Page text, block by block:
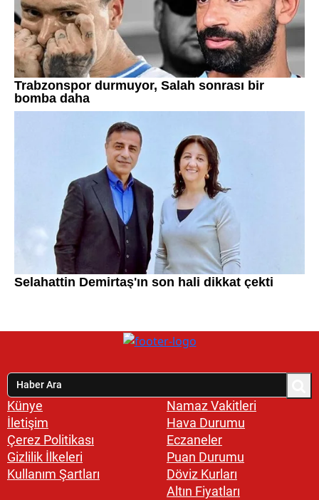
Künye
İletişim
Çerez Politikası
Gizlilik İlkeleri
Kullanım Şartları
Namaz Vakitleri
Hava Durumu
Eczaneler
Puan Durumu
Döviz Kurları
Altın Fiyatları